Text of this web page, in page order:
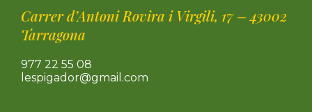
Carrer d’Antoni Rovira i Virgili, 17 – 43002
Tarragona
977 22 55 08
lespigador@gmail.com